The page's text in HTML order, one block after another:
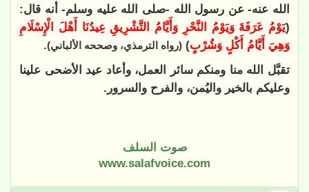
الله عنه- عن رسول الله -صلى الله عليه وسلم- أنه قال:
(يَوْمُ عَرَفَةَ وَيَوْمُ النَّحْرِ وَأَيَّامُ التَّشْرِيقِ عِيدُنَا أَهْلَ الْإِسْلَامِ
وَهِيَ أَيَّامُ أَكْلٍ وَشُرْبٍ) (رواه الترمذي، وصححه الألباني).
تقبَّل الله منا ومنكم سائر العمل، وأعاد عيد الأضحى علينا
وعليكم بالخير واليُمن، والفرح والسرور.
صوت السلف
www.salafvoice.com